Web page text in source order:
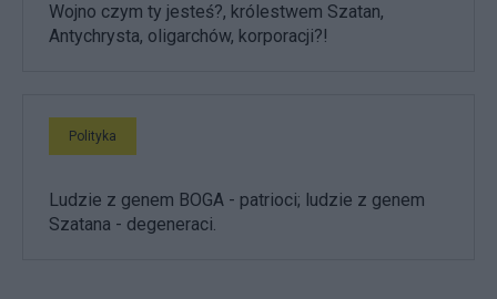
Wojno czym ty jesteś?, królestwem Szatan,
Antychrysta, oligarchów, korporacji?!
Polityka
Ludzie z genem BOGA - patrioci; ludzie z genem
Szatana - degeneraci.